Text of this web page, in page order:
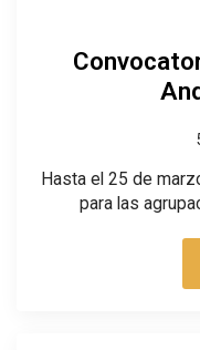
Hasta el 25 de
para las